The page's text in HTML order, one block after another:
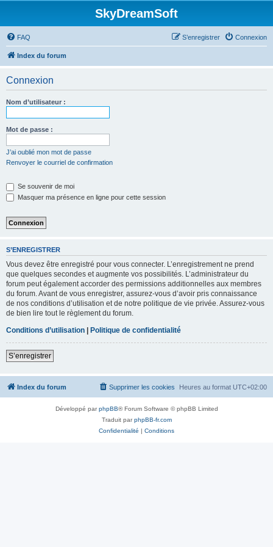
SkyDreamSoft
FAQ Connexion
S’enregistrer
Index du forum
Connexion
Nom d’utilisateur :
Mot de passe :
J’ai oublié mon mot de passe
Renvoyer le courriel de confirmation
Se souvenir de moi
Masquer ma présence en ligne pour cette session
S’ENREGISTRER
Vous devez être enregistré pour vous connecter. L’enregistrement ne prend
que quelques secondes et augmente vos possibilités. L’administrateur du
forum peut également accorder des permissions additionnelles aux membres
du forum. Avant de vous enregistrer, assurez-vous d’avoir pris connaissance
de nos conditions d’utilisation et de notre politique de vie privée. Assurez-vous
de bien lire tout le règlement du forum.
Conditions d’utilisation | Politique de confidentialité
S’enregistrer
Index du forum Heures au format UTC+02:00
Supprimer les cookies
Développé parphpBB® Forum Software © phpBB Limited
Traduit parphpBB-fr.com
Confidentialité | Conditions